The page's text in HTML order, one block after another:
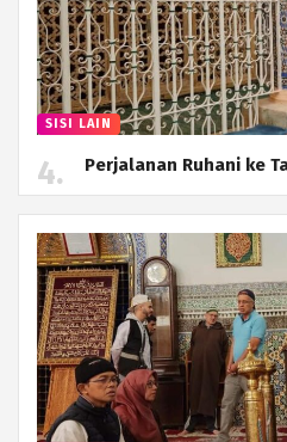
SISI LAIN
Perjalanan Ruhani ke